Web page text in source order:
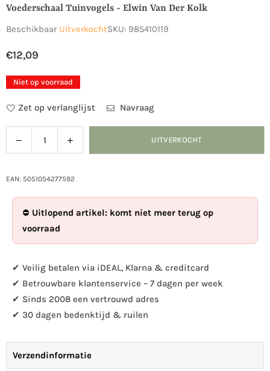
Voederschaal Tuinvogels - Elwin Van Der Kolk
Beschikbaar UitverkochtSKU: 985410119
Normale
prijs
€12,09
Niet op voorraad
Zet op verlanglijst Navraag
Hoeveelheid
Verlaag
de
voor
Elwin
van
Kolk
Verhoog
de
voor
-
van
Kolk
UITVERKOCHT
EAN: 5051054277592
⛔ Uitlopend artikel: komt niet meer terug op
voorraad
✔ Veilig betalen via iDEAL, Klarna & creditcard
✔ Betrouwbare klantenservice – 7 dagen per week
✔ Sinds 2008 een vertrouwd adres
✔ 30 dagen bedenktijd & ruilen
Verzendinformatie